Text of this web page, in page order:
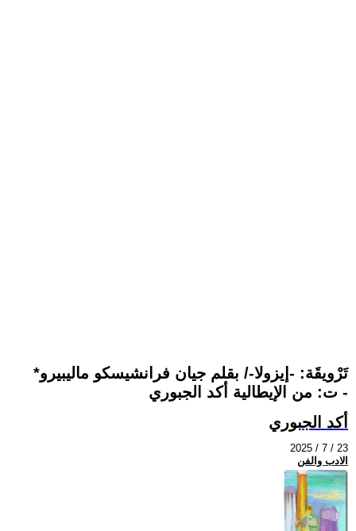
تَرْويقَة: -إيزولا-/ بقلم جيان فرانشيسكو ماليبيرو*
- ت: من الإيطالية أكد الجبوري
أكد الجبوري
2025 / 7 / 23
الادب والفن